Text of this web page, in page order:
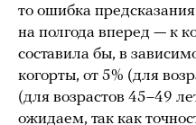
то ошибка
на полгода вперед — к
составила бы, в
когорты, от 5% (для
(для возрастов 45–49
ожидаем, так как